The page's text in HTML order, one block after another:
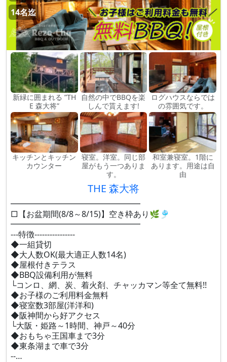
14名迄
新緑に囲まれる ”TH
E 森大将”
自然の中でBBQを楽
しんで貰えます!
ログハウスならでは
の雰囲気です。
キッチンとキッチン
カウンター
寝室。洋室。同じ部
屋がもう一つありま
す。
和室兼寝室。1階に
あります。用途は自
由
THE 森大将
━━━━━━━━━━━━━━━━
□【お盆期間(8/8～8/15)】空き枠あり🌿🎐
━━━━━━━━━━━━━━━━
---特徴----------------
◆一組貸切
◆大人数OK(最大適正人数14名)
◆屋根付きテラス
◆BBQ設備利用が無料
└コンロ、網、炭、着火剤、チャッカマン等全て無料!!
◆お子様のご利用料金無料
◆寝室数3部屋(洋洋和)
◆阪神間から好アクセス
└大阪・姫路～1時間、神戸～40分
◆おもちゃ王国車まで3分
◆東条湖まで車で3分
--…